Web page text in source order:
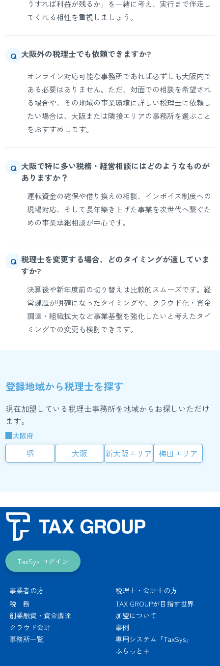
うすれば利益が残るか」を一緒に考え、実行まで伴走し
てくれる相性を重視しましょう。
Q 大阪外の税理士でも依頼できますか?
オンライン対応可能な事務所であれば必ずしも大阪内で
ある必要はありません。ただ、対面での相談を希望され
る場合や、その地域の事業環境に詳しい税理士に依頼し
たい場合は、大阪または隣接エリアの事務所を選ぶこと
をおすすめします。
Q 大阪で特に多い税務・経営相談にはどのようなものが
ありますか？
運転資金の確保や借り換えの相談、インボイス制度への
現場対応、そして長年築き上げた事業を次世代へ繋ぐた
めの事業承継相談が中心です。
Q 税理士を変更する場合、どのタイミングが適していま
すか?
決算後や新年度前の切り替えは比較的スムーズです。経
営課題が明確になったタイミングや、クラウド化・資金
調達・組織拡大など事業基盤を強化したいと考えたタイ
ミングでの変更も検討できます。
登録地域から税理士を探す
現在加盟している税理士事務所を地域からお探しいただけ
ます。
大阪府
堺 大阪 新大阪エリア 梅田エリア
TaxSys ログイン
事業者の方
税 務
創業融資・資金調達
クラウド会計
事務所一覧
税理士・会計士の方
TAX GROUPが目指す世界
加盟について
事例
専用システム「TaxSys」
ふらっと＋